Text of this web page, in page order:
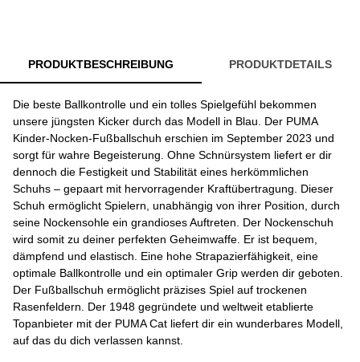
PRODUKTBESCHREIBUNG PRODUKTDETAILS
Die beste Ballkontrolle und ein tolles Spielgefühl bekommen
unsere jüngsten Kicker durch das Modell in Blau. Der PUMA
Kinder-Nocken-Fußballschuh erschien im September 2023 und
sorgt für wahre Begeisterung. Ohne Schnürsystem liefert er dir
dennoch die Festigkeit und Stabilität eines herkömmlichen
Schuhs – gepaart mit hervorragender Kraftübertragung. Dieser
Schuh ermöglicht Spielern, unabhängig von ihrer Position, durch
seine Nockensohle ein grandioses Auftreten. Der Nockenschuh
wird somit zu deiner perfekten Geheimwaffe. Er ist bequem,
dämpfend und elastisch. Eine hohe Strapazierfähigkeit, eine
optimale Ballkontrolle und ein optimaler Grip werden dir geboten.
Der Fußballschuh ermöglicht präzises Spiel auf trockenen
Rasenfeldern. Der 1948 gegründete und weltweit etablierte
Topanbieter mit der PUMA Cat liefert dir ein wunderbares Modell,
auf das du dich verlassen kannst.